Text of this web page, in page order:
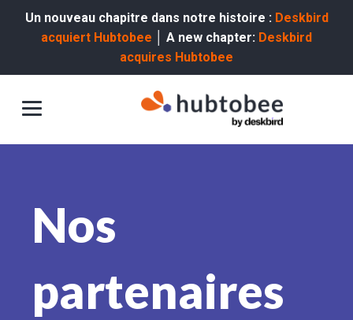
Un nouveau chapitre dans notre histoire : Deskbird
acquiert Hubtobee │ A new chapter: Deskbird
acquires Hubtobee
Nos
partenaires